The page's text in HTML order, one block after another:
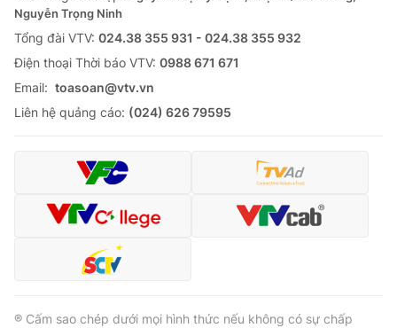
Nguyễn Trọng Ninh
Tổng đài VTV: 024.38 355 931 - 024.38 355 932
Ðiện thoại Thời báo VTV: 0988 671 671
Email: toasoan@vtv.vn
Liên hệ quảng cáo: (024) 626 79595
® Cấm sao chép dưới mọi hình thức nếu không có sự chấp